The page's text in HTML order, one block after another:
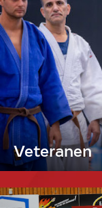
Veteranen